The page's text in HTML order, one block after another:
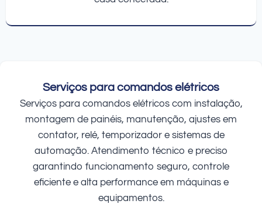
Serviços para comandos elétricos
Serviços para comandos elétricos com instalação,
montagem de painéis, manutenção, ajustes em
contator, relé, temporizador e sistemas de
automação. Atendimento técnico e preciso
garantindo funcionamento seguro, controle
eficiente e alta performance em máquinas e
equipamentos.